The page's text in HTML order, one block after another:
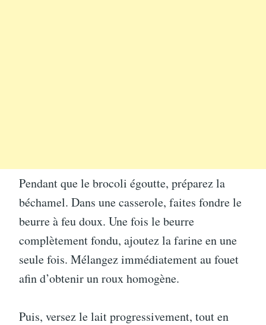
Pendant que le brocoli égoutte, préparez la
béchamel. Dans une casserole, faites fondre le
beurre à feu doux. Une fois le beurre
complètement fondu, ajoutez la farine en une
seule fois. Mélangez immédiatement au fouet
afin d’obtenir un roux homogène.
Puis, versez le lait progressivement, tout en